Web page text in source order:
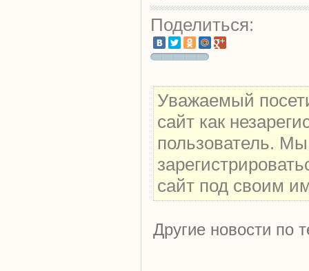
Поделиться:
Уважаемый
сайт как
пользователь.
сайт под своим
Другие новости по